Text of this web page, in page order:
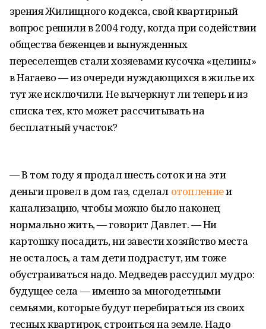
зрения Жилищного кодекса, свой квартирный
вопрос решили в 2004 году, когда при содействии
общества беженцев и вынужденных
переселенцев стали хозяевами кусочка «целины»
в Нагаево — из очереди нуждающихся в жилье их
тут же исключили. Не вычеркнут ли теперь и из
списка тех, кто может рассчитывать на
бесплатный участок?
— В том году я продал шесть соток и на эти
деньги провел в дом газ, сделал отоплениеи
канализацию, чтобы можно было наконец
нормально жить, — говорит Давлет. — Ни
картошку посадить, ни завести хозяйство места
не осталось, а там дети подрастут, им тоже
обустраиваться надо. Медведев рассудил мудро:
будущее села — именно за многодетными
семьями, которые будут перебираться из своих
тесных квартирок, строиться на земле. Надо